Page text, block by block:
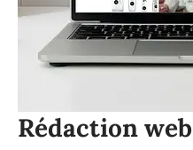
Rédaction web